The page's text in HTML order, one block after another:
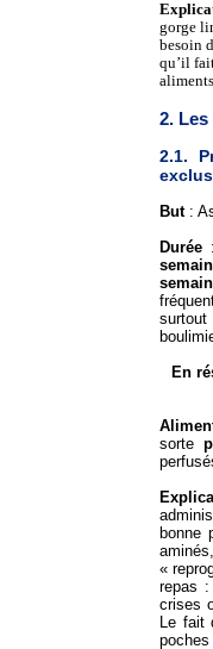
gorge
besoin
qu’il
2.
2.1.
But:
Durée
En
sorte
bonne
«
repas
crises
Le fait